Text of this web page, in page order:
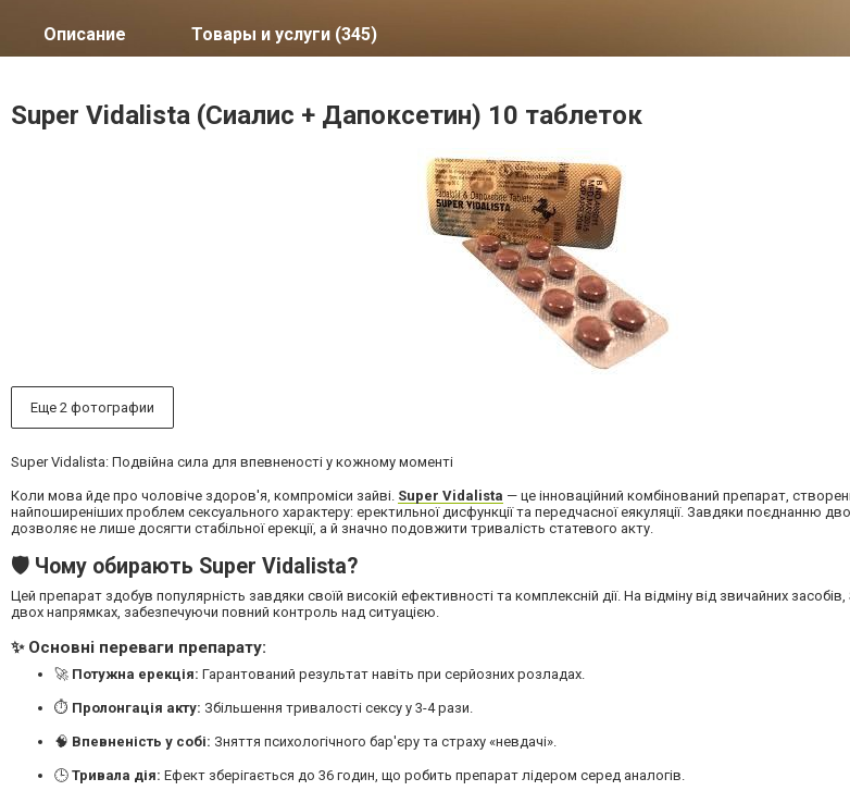
Описание Товары и услуги (345)
Super Vidalista (Сиалис + Дапоксетин) 10 таблеток
Еще 2 фотографии
Super Vidalista: Подвійна сила для впевненості у кожному моменті
Коли мова йде про чоловіче здоров'я, компроміси зайві. Super Vidalista — це інноваційний комбінований препарат,
найпоширеніших проблем сексуального характеру: еректильної дисфункції та передчасної еякуляції. Завдяки поєднанню
дозволяє не лише досягти стабільної ерекції, а й значно подовжити тривалість статевого акту.
🛡️ Чому обирають Super Vidalista?
Цей препарат здобув популярність завдяки своїй високій ефективності та комплексній дії. На відміну від звичайних
двох напрямках, забезпечуючи повний контроль над ситуацією.
✨ Основні переваги препарату:
🚀 Потужна ерекція: Гарантований результат навіть при серйозних розладах.
⏱️ Пролонгація акту: Збільшення тривалості сексу у 3-4 рази.
🧠 Впевненість у собі: Зняття психологічного бар'єру та страху «невдачі».
🕒 Тривала дія: Ефект зберігається до 36 годин, що робить препарат лідером серед аналогів.